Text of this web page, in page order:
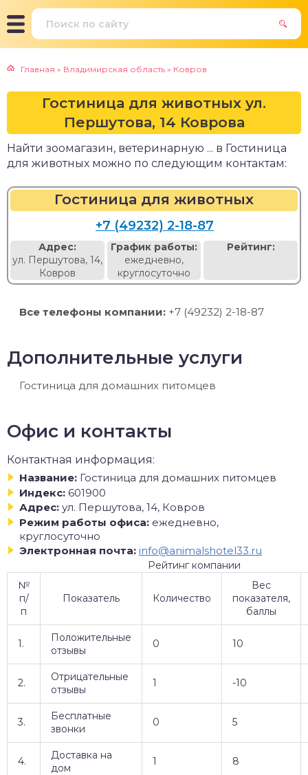
Главная » Владимирская область » Ковров
Гостиница для животных ул.
Першутова, 14 Коврова
Найти зоомагазин, ветеринарную ... в Гостиница
для животных можно по следующим контактам:
Гостиница для животных
+7 (49232) 2-18-87
Адрес:
ул. Першутова, 14,
Ковров
График работы:
ежедневно,
круглосуточно
Рейтинг:
Все телефоны компании: +7 (49232) 2-18-87
Дополнительные услуги
Гостиница для домашних питомцев
Офис и контакты
Контактная информация:
Название: Гостиница для домашних питомцев
Индекс: 601900
Адрес: ул. Першутова, 14, Ковров
Режим работы офиса: ежедневно,
круглосуточно
Электронная почта: info@animalshotel33.ru
Рейтинг компании
№
п/
п
Показатель Количество
Вес
показателя,
баллы
1.
Положительные
отзывы
0 10
2.
Отрицательные
отзывы
1 -10
3.
Бесплатные
звонки
0 5
4.
Доставка на
дом
1 8